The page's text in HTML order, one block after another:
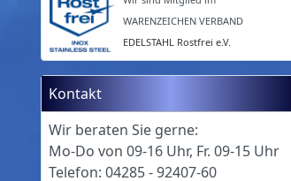
WARENZEICHEN VERBAND
EDELSTAHL Rostfrei e.V.
Kontakt
Wir beraten Sie gerne:
Mo-Do von 09-16 Uhr, Fr. 09-15 Uhr
Telefon: 04285 - 92407-60